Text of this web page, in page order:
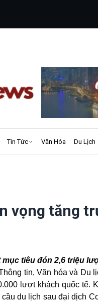
Tin Tức Văn Hóa Du Lịch
vọng tăng
tiêu đón 2,6 triệu
tin, Văn hóa và Du
lượt khách quốc tế.
du lịch sau đại dịch